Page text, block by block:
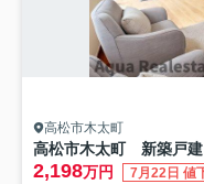
高松市木太町
高松市木太町 新築戸建
2,198万円 7月22日 値